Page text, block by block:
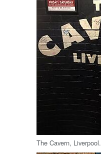
The Cavern, Liverpool.